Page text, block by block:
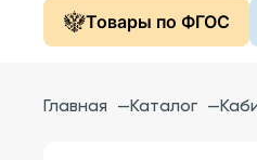
Товары по ФГОС
Главная —Каталог —